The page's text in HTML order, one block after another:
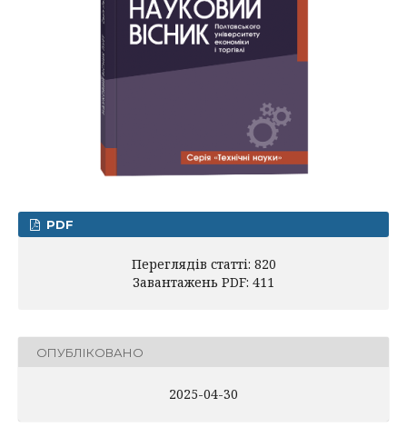
PDF
Переглядів статті: 820
Завантажень PDF: 411
ОПУБЛІКОВАНО
2025-04-30